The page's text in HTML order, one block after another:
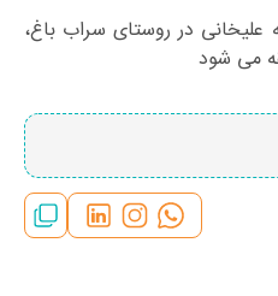
در روستای سراب باغ،
می شود